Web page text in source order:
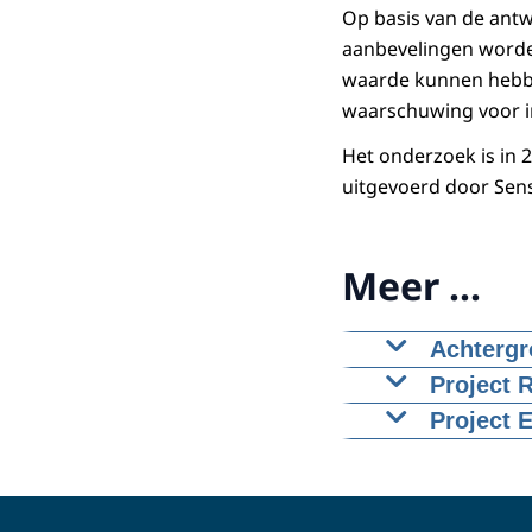
Op basis van de
aanbevelingen
waarde kunnen
waarschuwing voor
Het onderzoek is in
uitgevoerd door
Meer ...
Het doel
van
Twente
Project
Het project
Het project
Project
project